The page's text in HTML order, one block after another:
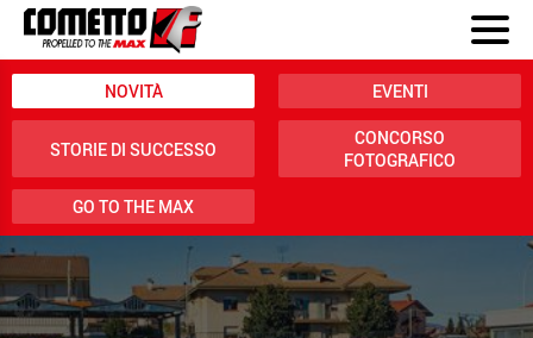
NOVITÀ EVENTI
STORIE DI SUCCESSO
CONCORSO
FOTOGRAFICO
GO TO THE MAX